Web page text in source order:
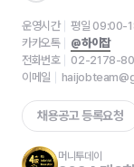
운영시간
평일 09:00-
카카오톡
@하이잡
전화번호
02-2178-
이메일
채용공고 등록요청
머니투데이